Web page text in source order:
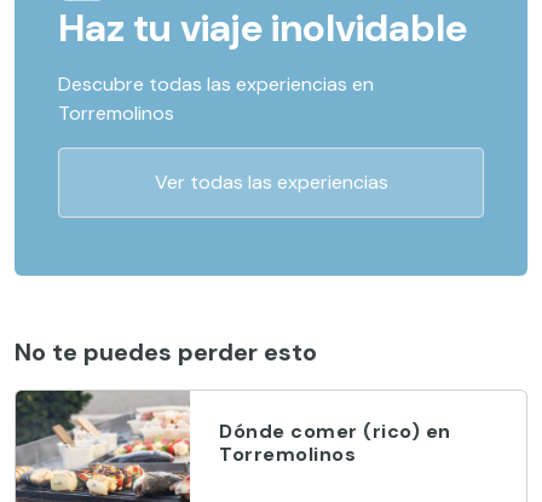
Haz tu viaje inolvidable
Descubre todas las experiencias en
Torremolinos
Ver todas las experiencias
No te puedes perder esto
Dónde comer (rico) en
Torremolinos